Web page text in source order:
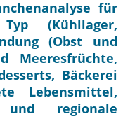
für
(Kühllager,
(Obst und
Meeresfrüchte,
Bäckerei
Lebensmittel,
und regionale